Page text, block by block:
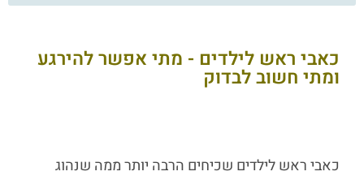
כאבי ראש לילדים - מתי אפשר להירגע
ומתי חשוב לבדוק
כאבי ראש לילדים שכיחים הרבה יותר ממה שנהוג